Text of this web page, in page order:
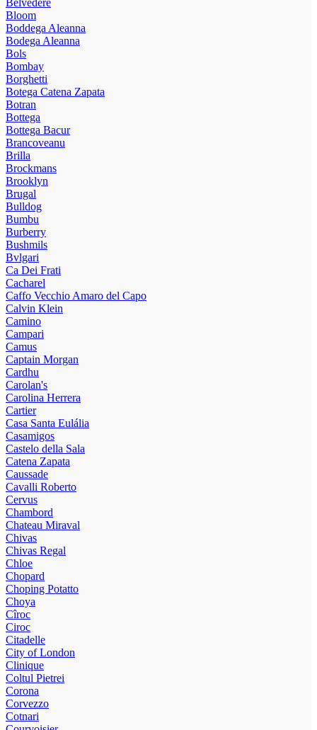
Bloom
Boddega Aleanna
Bodega Aleanna
Bols
Bombay
Borghetti
Botega Catena Zapata
Botran
Bottega
Bottega Bacur
Brancoveanu
Brilla
Brockmans
Brooklyn
Brugal
Bulldog
Bumbu
Burberry
Bushmils
Bvlgari
Ca Dei Frati
Cacharel
Caffo Vecchio Amaro del Capo
Calvin Klein
Camino
Campari
Camus
Captain Morgan
Cardhu
Carolan's
Carolina Herrera
Cartier
Casa Santa Eulália
Casamigos
Castelo della Sala
Catena Zapata
Caussade
Cavalli Roberto
Cervus
Chambord
Chateau Miraval
Chivas
Chivas Regal
Chloe
Chopard
Choping Potatto
Choya
Cîroc
Ciroc
Citadelle
City of London
Clinique
Coltul Pietrei
Corona
Corvezzo
Cotnari